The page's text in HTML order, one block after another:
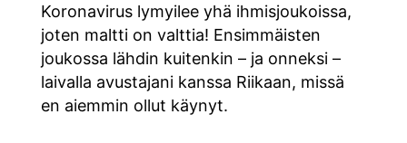
Koronavirus lymyilee yhä ihmisjoukoissa,
joten maltti on valttia! Ensimmäisten
joukossa lähdin kuitenkin – ja onneksi –
laivalla avustajani kanssa Riikaan, missä
en aiemmin ollut käynyt.